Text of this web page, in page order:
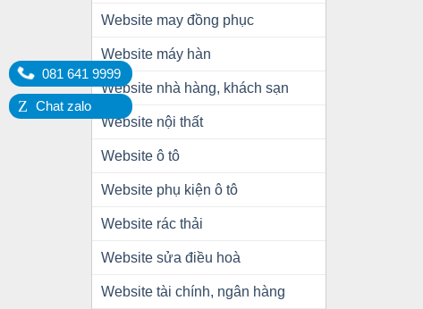
081 641 9999
Z Chat zalo
Website may đồng phục
Website máy hàn
Website nhà hàng, khách sạn
Website nội thất
Website ô tô
Website phụ kiện ô tô
Website rác thải
Website sửa điều hoà
Website tài chính, ngân hàng